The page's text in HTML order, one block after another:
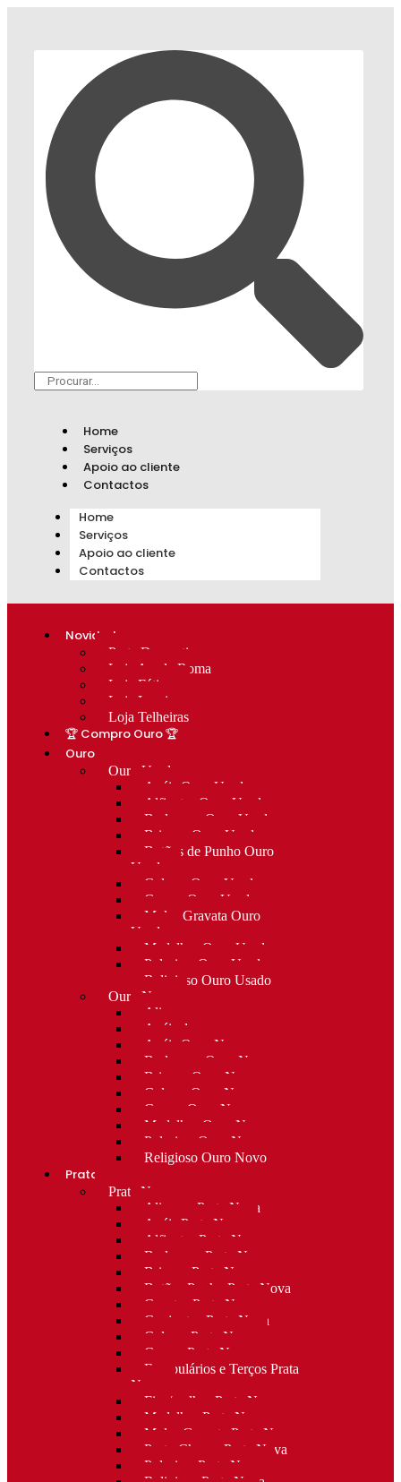
Home
Serviços
Apoio ao cliente
Contactos
Home
Serviços
Apoio ao cliente
Contactos
Novidades
Prata Decorativa
Loja Av. de Roma
Loja Fátima
Loja Lumiar
Loja Telheiras
🏆 Compro Ouro 🏆
Ouro
Ouro Usado
Anéis Ouro Usado
Alfinetes Ouro Usado
Berloques Ouro Usado
Brincos Ouro Usado
Botões de Punho Ouro
Usado
Colares Ouro Usado
Cruzes Ouro Usado
Molas Gravata Ouro
Usado
Medalhas Ouro Usado
Pulseiras Ouro Usado
Religioso Ouro Usado
Ouro Novo
Alianças
Anéis de curso
Anéis Ouro Novo
Berloques Ouro Novo
Brincos Ouro Novo
Colares Ouro Novo
Cruzes Ouro Novo
Medalhas Ouro Novo
Pulseiras Ouro Novo
Religioso Ouro Novo
Prata
Prata Nova
Alianças Prata Nova
Anéis Prata Nova
Alfinetes Prata Nova
Berloques Prata Nova
Brincos Prata Nova
Botões Punho Prata Nova
Canetas Prata Nova
Conjuntos Prata Nova
Colares Prata Nova
Cruzes Prata Nova
Escapulários e Terços Prata
Nova
Fios/malhas Prata Nova
Medalhas Prata Nova
Molas Gravata Prata Nova
Porta-Chaves Prata Nova
Pulseiras Prata Nova